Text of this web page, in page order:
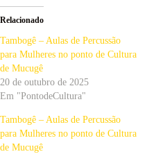
Relacionado
Tambogê – Aulas de Percussão
para Mulheres no ponto de Cultura
de Mucugê
20 de outubro de 2025
Em "PontodeCultura"
Tambogê – Aulas de Percussão
para Mulheres no ponto de Cultura
de Mucugê